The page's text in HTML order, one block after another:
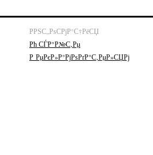
РРЅС„РѕСРјР°С†РёСЏ
Рћ СЃР°Р№С‚Рµ
Р РµРєР»Р°РјРѕРґР°С‚РµР»СЏРј